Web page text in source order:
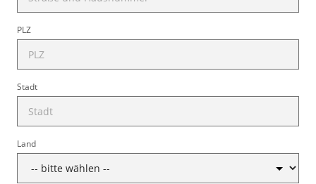
PLZ
Stadt
Land